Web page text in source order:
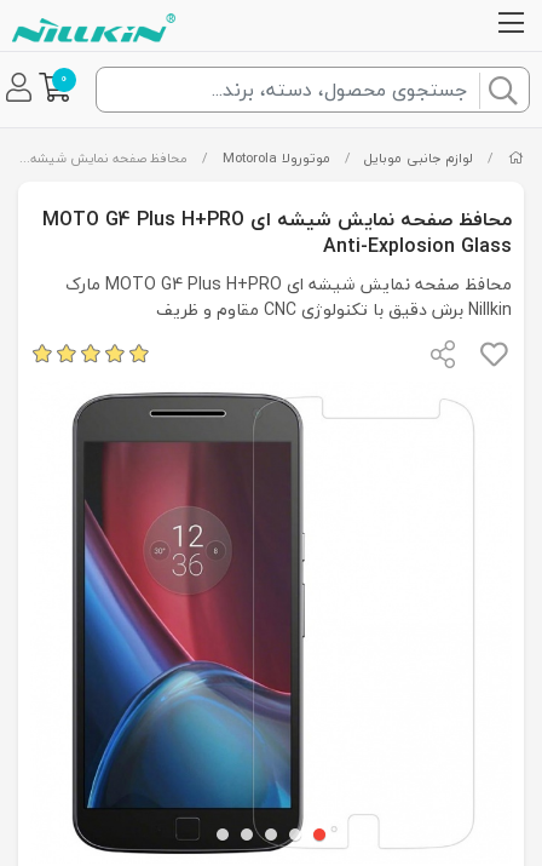
0
/ لوازم جانبی موبایل / موتورولا Motorola / محافظ صفحه نمایش شیشه ای MOTO G4 Plus H+PRO Anti-Explosion Glass
محافظ صفحه نمایش شیشه ای MOTO G4 Plus H+PRO
Anti-Explosion Glass
محافظ صفحه نمایش شیشه ای MOTO G4 Plus H+PRO مارک
Nillkin برش دقیق با تکنولوژی CNC مقاوم و ظریف